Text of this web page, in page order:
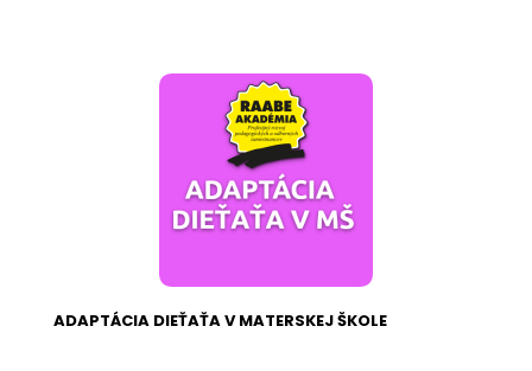
ADAPTÁCIA DIEŤAŤA V MATERSKEJ ŠKOLE